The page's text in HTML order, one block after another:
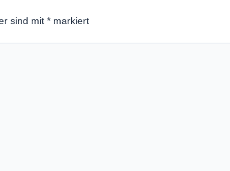
sind mit * markiert